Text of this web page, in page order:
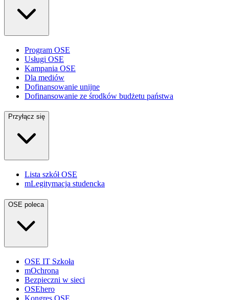
Program OSE
Usługi OSE
Kampania OSE
Dla mediów
Dofinansowanie unijne
Dofinansowanie ze środków budżetu państwa
Przyłącz się
Lista szkół OSE
mLegitymacja studencka
OSE poleca
OSE IT Szkoła
mOchrona
Bezpieczni w sieci
OSEhero
Kongres OSE